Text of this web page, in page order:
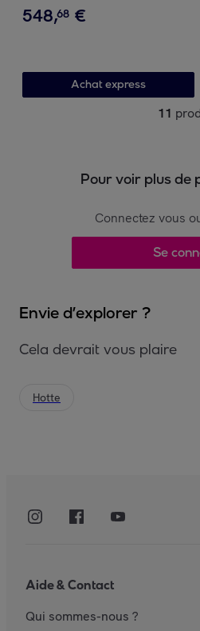
548,68 €
Achat express
11
Pour voir plus de
Connectez vous
Se
Envie d’explorer ?
Cela devrait vous plaire
Hotte
Aide & Contact
Qui sommes-nous ?